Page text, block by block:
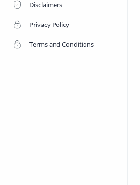
Disclaimers
Privacy Policy
Terms and Conditions